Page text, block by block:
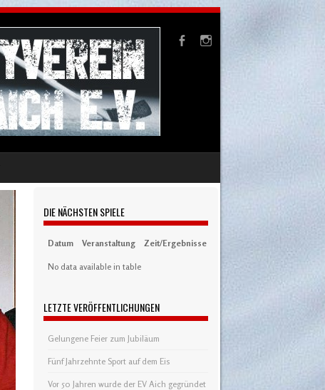
DIE NÄCHSTEN SPIELE
Datum Veranstaltung Zeit/Ergebnisse
No data available in table
LETZTE VERÖFFENTLICHUNGEN
Gelungene Feier zum Jubiläum
Fünf Jahrzehnte Sport auf dem Eis
Vor 50 Jahren wurde der EV Aich gegründet